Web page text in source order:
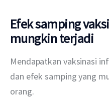
Efek samping
mungkin terjadi
Mendapatkan vaksinasi
dan efek samping yang
orang.